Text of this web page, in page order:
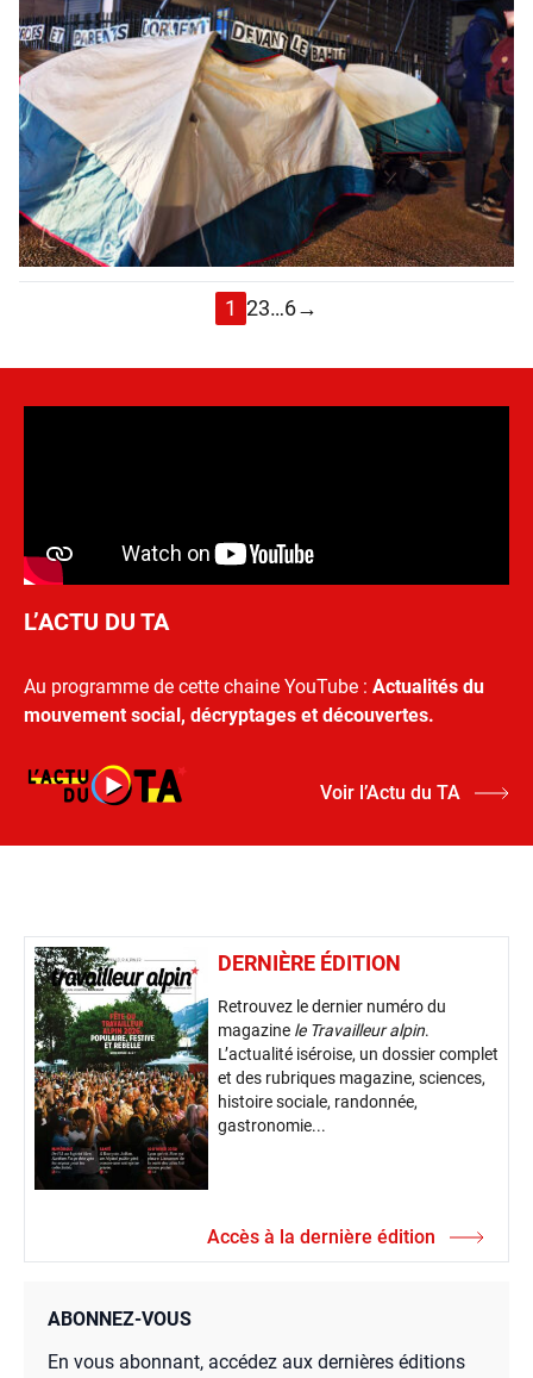
1 23…6→
L’ACTU DU TA
Au programme de cette chaine YouTube : Actualités du
mouvement social, décryptages et découvertes.
Voir l’Actu du TA
DERNIÈRE ÉDITION
Retrouvez le dernier numéro du
magazine le Travailleur alpin.
L’actualité iséroise, un dossier complet
et des rubriques magazine, sciences,
histoire sociale, randonnée,
gastronomie...
Accès à la dernière édition
ABONNEZ-VOUS
En vous abonnant, accédez aux dernières éditions